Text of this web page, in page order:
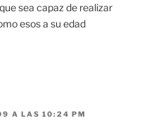
sea capaz de realizar
esos a su edad
A LAS 10:24 PM